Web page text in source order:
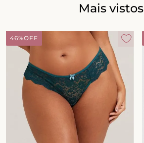
Mais vistos
46%OFF